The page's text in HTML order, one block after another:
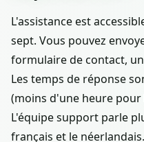
L'assistance est
sept. Vous pouvez
formulaire de contact,
Les temps de réponse
(moins d'une heure pour
L'équipe support parle
français et le néerlandais.